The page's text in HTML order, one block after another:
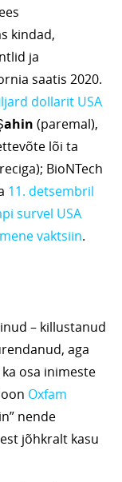
kindad,
ja
saatis 2020.
dollarit USA
(paremal),
lõi ta
BioNTech
11. detsembril
survel USA
vaktsiin.
– killustanud
aga
osa inimeste
Oxfam
nende
jõhkralt kasu